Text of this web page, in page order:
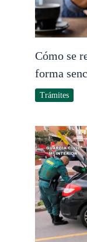
Cómo se
forma
Trámites